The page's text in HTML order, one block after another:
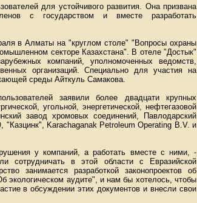
для устойчивого развития. Она призвана
с государством и вместе разработать
в Алматы на "круглом столе" "Вопросы охраны
секторе Казахстана". В отеле "Достык"
компаний, уполномоченных ведомств,
организаций. Специально для участия на
среды Айткуль Самакова.
заявили более двадцати крупных
угольной, энергетической, нефтегазовой
завод хромовых соединений, Павлодарский
Karachaganak Petroleum Operating B.V. и
у компаний, а работать вместе с ними, -
в этой области с Евразийской
занимается разработкой законопроектов об
экологическом аудите", и нам бы хотелось, чтобы
в обсуждении этих документов и внесли свои